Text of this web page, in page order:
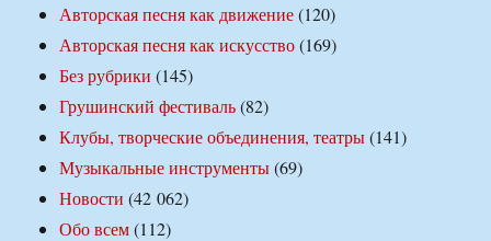
Авторская песня как движение(120)
Авторская песня как искусство(169)
Без рубрики (145)
Грушинский фестиваль(82)
Клубы, творческие объединения, театры(141)
Музыкальные инструменты(69)
Новости (42 062)
Обо всем(112)